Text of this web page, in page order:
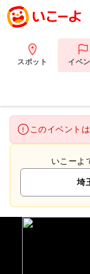
スポット イベ
このイベント
いこーよ
埼